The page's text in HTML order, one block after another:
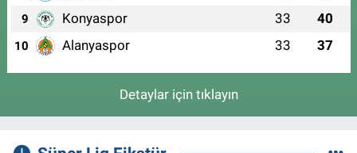
9 Konyaspor 33 40
10 Alanyaspor 33 37
Detaylar için tıklayın